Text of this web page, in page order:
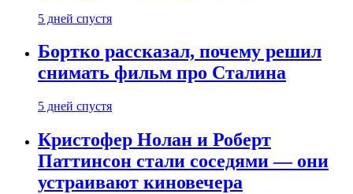
5 дней спустя
Бортко рассказал, почему решил
снимать фильм про Сталина
5 дней спустя
Кристофер Нолан и Роберт
Паттинсон стали соседями — они
устраивают киновечера